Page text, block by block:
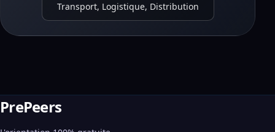
Transport, Logistique, Distribution
PrePeers